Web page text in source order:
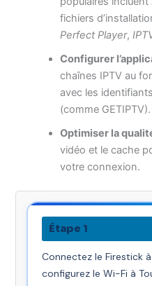
fichiers
Perfect Player,
Configurer
chaînes IPTV au
avec les
(comme GETIPTV).
Optimiser la
vidéo et le cache
votre connexion.
Étape 1
Connectez le Firestick
configurez le Wi-Fi à